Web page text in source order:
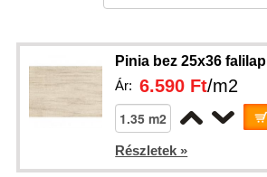
Pinia bez 25x36 falilap
Ár:6.590 Ft/m2
Részletek »